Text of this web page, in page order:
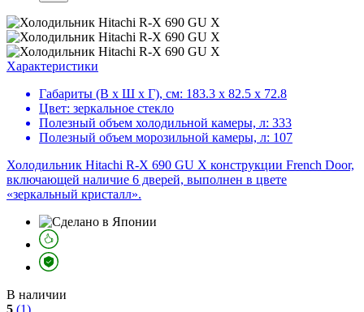
Характеристики
Габариты (В х Ш х Г), см: 183.3 х 82.5 х 72.8
Цвет: зеркальное стекло
Полезный объем холодильной камеры, л: 333
Полезный объем морозильной камеры, л: 107
Холодильник Hitachi R-X 690 GU X конструкции French Door,
включающей наличие 6 дверей, выполнен в цвете
«зеркальный кристалл».
В наличии
5 (1)